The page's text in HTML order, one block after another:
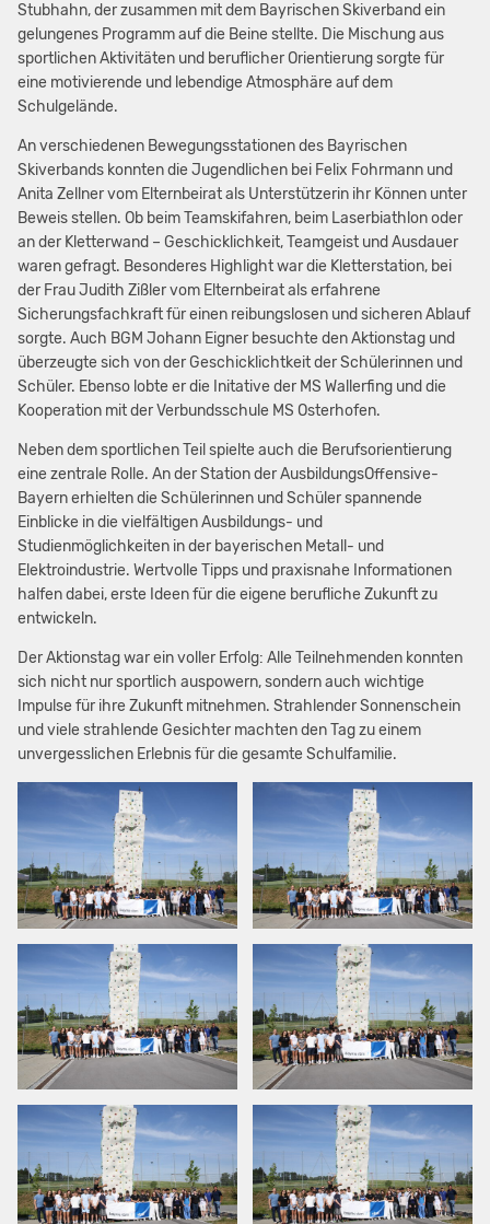
Stubhahn, der zusammen mit dem Bayrischen Skiverband ein
gelungenes Programm auf die Beine stellte. Die Mischung aus
sportlichen Aktivitäten und beruflicher Orientierung sorgte für
eine motivierende und lebendige Atmosphäre auf dem
Schulgelände.
An verschiedenen Bewegungsstationen des Bayrischen
Skiverbands konnten die Jugendlichen bei Felix Fohrmann und
Anita Zellner vom Elternbeirat als Unterstützerin ihr Können unter
Beweis stellen. Ob beim Teamskifahren, beim Laserbiathlon oder
an der Kletterwand – Geschicklichkeit, Teamgeist und Ausdauer
waren gefragt. Besonderes Highlight war die Kletterstation, bei
der Frau Judith Zißler vom Elternbeirat als erfahrene
Sicherungsfachkraft für einen reibungslosen und sicheren Ablauf
sorgte. Auch BGM Johann Eigner besuchte den Aktionstag und
überzeugte sich von der Geschicklichtkeit der Schülerinnen und
Schüler. Ebenso lobte er die Initative der MS Wallerfing und die
Kooperation mit der Verbundsschule MS Osterhofen.
Neben dem sportlichen Teil spielte auch die Berufsorientierung
eine zentrale Rolle. An der Station der AusbildungsOffensive-
Bayern erhielten die Schülerinnen und Schüler spannende
Einblicke in die vielfältigen Ausbildungs- und
Studienmöglichkeiten in der bayerischen Metall- und
Elektroindustrie. Wertvolle Tipps und praxisnahe Informationen
halfen dabei, erste Ideen für die eigene berufliche Zukunft zu
entwickeln.
Der Aktionstag war ein voller Erfolg: Alle Teilnehmenden konnten
sich nicht nur sportlich auspowern, sondern auch wichtige
Impulse für ihre Zukunft mitnehmen. Strahlender Sonnenschein
und viele strahlende Gesichter machten den Tag zu einem
unvergesslichen Erlebnis für die gesamte Schulfamilie.